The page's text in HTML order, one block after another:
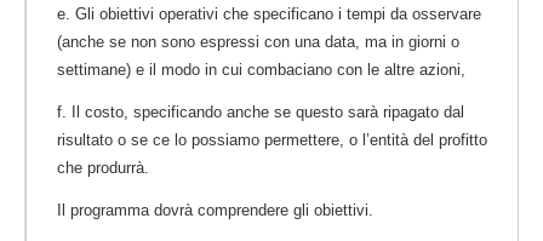
e. Gli obiettivi operativi che specificano i tempi da osservare
(anche se non sono espressi con una data, ma in giorni o
settimane) e il modo in cui combaciano con le altre azioni,
f. Il costo, specificando anche se questo sarà ripagato dal
risultato o se ce lo possiamo permettere, o l’entità del profitto
che produrrà.
Il programma dovrà comprendere gli obiettivi.